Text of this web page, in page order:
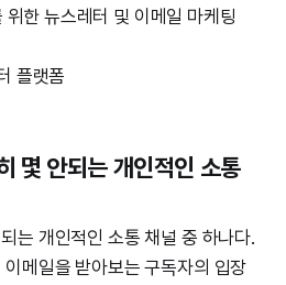
한 뉴스레터 및 이메일 마케팅
플랫폼
몇 안되는 개인적인 소통
는 개인적인 소통 채널 중 하나다.
메일을 받아보는 구독자의 입장